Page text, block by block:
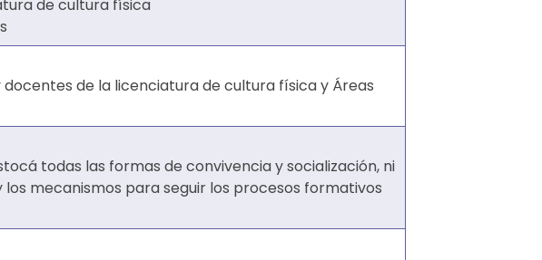
de cultura física
de la licenciatura de cultura física y Áreas
todas las formas de convivencia y socialización, ni
mecanismos para seguir los procesos formativos